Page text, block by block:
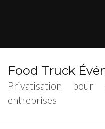
Food Truck
Privatisation
entreprises